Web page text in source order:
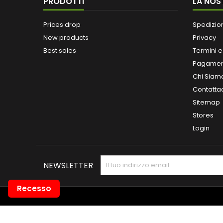
Prices drop
New products
Best sales
Privacy
Termini
Chi
Sitemap
Stores
Login
NEWSLETTER
Recesso